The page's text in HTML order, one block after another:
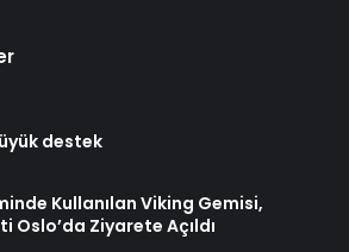
destek
Kullanılan Viking Gemisi,
Oslo’da Ziyarete Açıldı